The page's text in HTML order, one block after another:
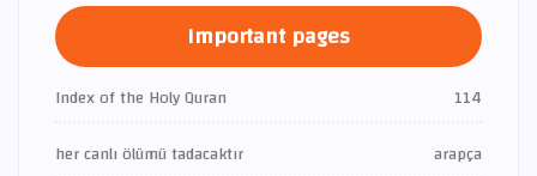
Important pages
Index of the Holy Quran
114
her canlı ölümü tadacaktır
arapça